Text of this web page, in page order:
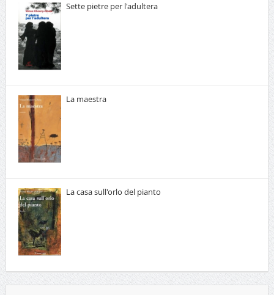
Sette pietre per l'adultera
La maestra
La casa sull'orlo del pianto